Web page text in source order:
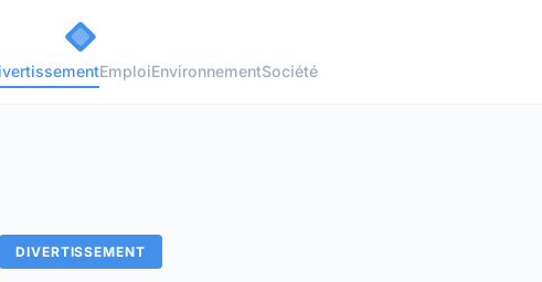
EmploiEnvironnementSociété
DIVERTISSEMENT